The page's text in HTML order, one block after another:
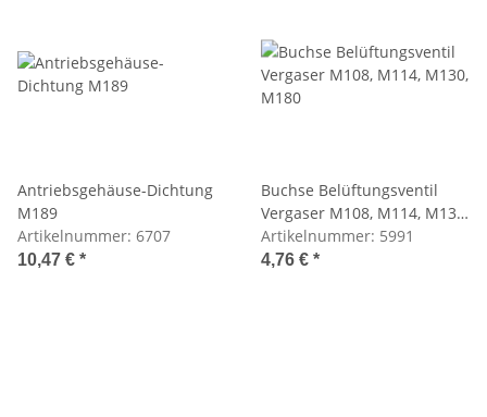
Antriebsgehäuse-Dichtung
M189
Artikelnummer: 6707
10,47 € *
Buchse Belüftungsventil
Vergaser M108, M114, M130,
M180
Artikelnummer: 5991
4,76 € *